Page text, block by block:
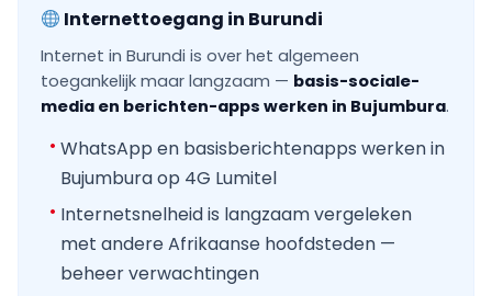
Internettoegang in Burundi
Internet in Burundi is over het algemeen
toegankelijk maar langzaam — basis-sociale-
media en berichten-apps werken in Bujumbura.
WhatsApp en basisberichtenapps werken in
Bujumbura op 4G Lumitel
Internetsnelheid is langzaam vergeleken
met andere Afrikaanse hoofdsteden —
beheer verwachtingen